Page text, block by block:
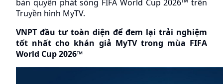
bản quyền phát sóng FIFA World Cup 2026
trên
Truyền hình MyTV.
VNPT đầu tư toàn diện để đem lại trải nghiệm
tốt nhất cho khán giả MyTV trong mùa FIFA
World Cup 2026™